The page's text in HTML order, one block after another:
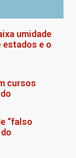
umidade
estados e o
cursos
“falso